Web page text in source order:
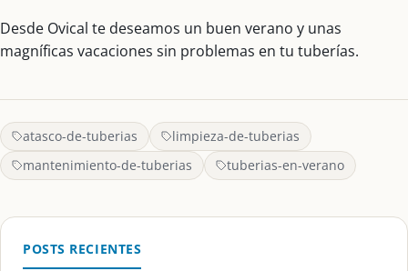
Desde Ovical te deseamos un buen verano y unas
magníficas vacaciones sin problemas en tu tuberías.
atasco-de-tuberias
limpieza-de-tuberias
mantenimiento-de-tuberias
tuberias-en-verano
POSTS RECIENTES